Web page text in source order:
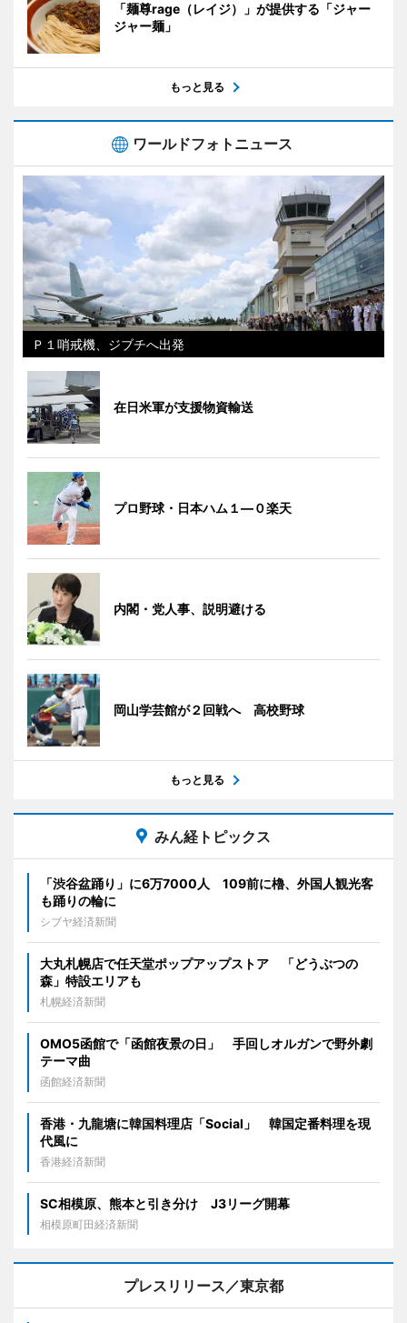
「麺尊rage（レイジ）」が提供する「ジャー
ジャー麺」
もっと見る
ワールドフォトニュース
Ｐ１哨戒機、ジブチへ出発
在日米軍が支援物資輸送
プロ野球・日本ハム１―０楽天
内閣・党人事、説明避ける
岡山学芸館が２回戦へ 高校野球
もっと見る
みん経トピックス
「渋谷盆踊り」に6万7000人 109前に櫓、外国人観光客
も踊りの輪に
シブヤ経済新聞
大丸札幌店で任天堂ポップアップストア 「どうぶつの
森」特設エリアも
札幌経済新聞
OMO5函館で「函館夜景の日」 手回しオルガンで野外劇
テーマ曲
函館経済新聞
香港・九龍塘に韓国料理店「Social」 韓国定番料理を現
代風に
香港経済新聞
SC相模原、熊本と引き分け J3リーグ開幕
相模原町田経済新聞
プレスリリース／東京都